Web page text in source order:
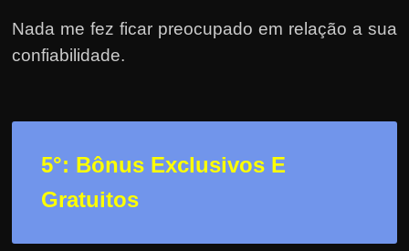
Nada me fez ficar preocupado em relação a sua
confiabilidade.
5°: Bônus Exclusivos E
Gratuitos